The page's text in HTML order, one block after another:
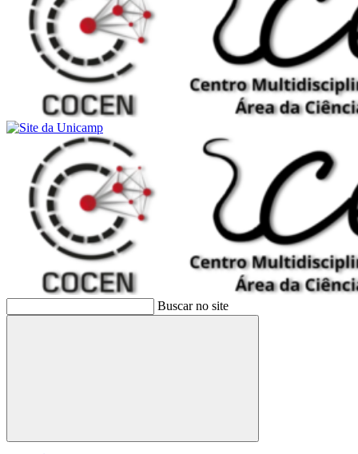
Buscar no site
Buscar